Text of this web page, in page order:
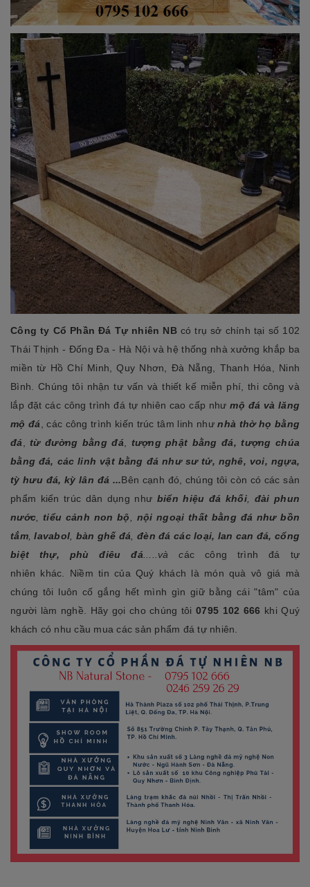
Công ty Cổ Phần Đá Tự nhiên NBcó trụ sở chính tại số 102
Thái Thịnh - Đống Đa - Hà Nội và hệ thống nhà xưởng khắp ba
miền từ Hồ Chí Minh, Quy Nhơn, Đà Nẵng, Thanh Hóa, Ninh
Bình. Chúng tôi nhận tư vấn và thiết kế miễn phí, thi công và
lắp đặt các công trình đá tự nhiên cao cấp nhưmộ đá và lăng
mộ đá, các công trình kiến trúc tâm linh nhưnhà thờ họ bằng
đá,từ đường bằng đá, tượng phật bằng đá, tượng chúa
bằng đá, các linh vật bằng đá như sư tử, nghê, voi, ngựa,
tỳ hưu đá, kỳ lân đá ...Bên cạnh đó, chúng tôi còn có các sản
phẩm kiến trúc dân dụng như biển hiệu đá khối, đài phun
nước, tiểu cảnh non bộ, nội ngoại thất bằng đá như bồn
tắm,lavabol, bàn ghế đá, đèn đá các loại, lan can đá, cổng
biệt thự, phù điêu đá.....và các công trình đá tự
nhiên khác. Niềm tin của Quý khách là món quà vô giá mà
chúng tôi luôn cố gắng hết mình gìn giữ bằng cái "tâm" của
người làm nghề. Hãy gọi cho chúng tôi 0795 102 666 khi Quý
khách có nhu cầu mua các sản phẩm đá tự nhiên.